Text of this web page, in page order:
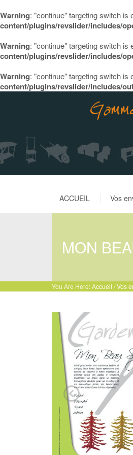
Warning: "continue" targeting switch is
content/plugins/revslider/includes/
Warning: "continue" targeting switch is
content/plugins/revslider/includes/
Warning: "continue" targeting switch is
content/plugins/revslider/includes/
ACCUEIL Vos
MON
You Are Here:Accueil /Vos